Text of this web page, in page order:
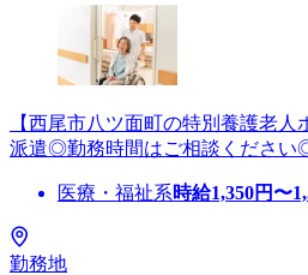
【西尾市八ツ面町の特別養護老
派遣◎勤務時間はご相談ください
医療・福祉系時給1,350円〜
勤務地